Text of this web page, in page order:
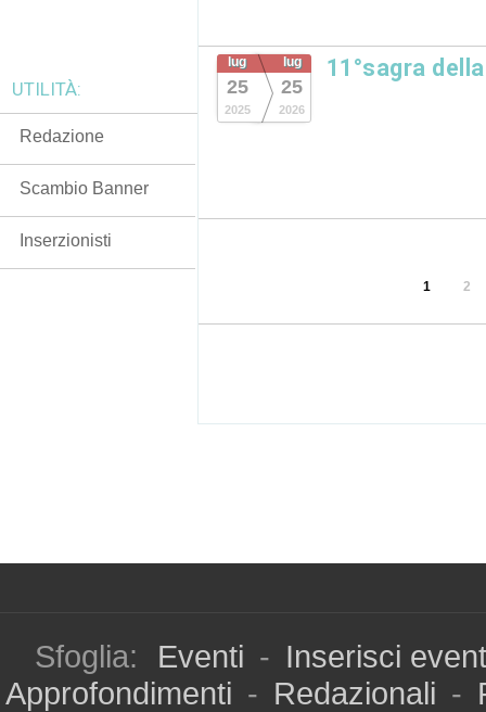
lug
25
2025
lug
25
2026
11°sagra
1 2
UTILITÀ:
Redazione
Scambio Banner
Inserzionisti
Sfoglia: Eventi - Inserisci
Approfondimenti - Redazionali -